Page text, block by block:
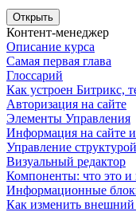
Открыть
Контент-менеджер
Описание курса
Самая первая глава
Глоссарий
Как устроен Битрикс,
Авторизация на сайте
Элементы Управления
Информация на сайте и
Управление структурой
Визуальный редактор
Компоненты: что это и
Информационные
Как изменить внешний